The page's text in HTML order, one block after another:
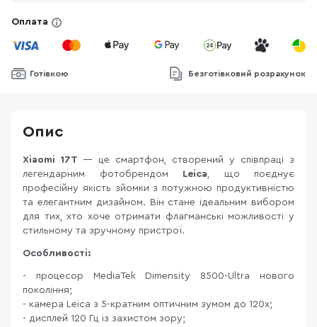
Оплата
Готівкою Безготівковий розрахунок
Опис
Xiaomi 17T — це смартфон, створений у співпраці з
легендарним фотобрендом Leica, що поєднує
професійну якість зйомки з потужною продуктивністю
та елегантним дизайном. Він стане ідеальним вибором
для тих, хто хоче отримати флагманські можливості у
стильному та зручному пристрої.
Особливості:
- процесор MediaTek Dimensity 8500-Ultra нового
покоління;
- камера Leica з 5-кратним оптичним зумом до 120x;
- дисплей 120 Гц із захистом зору;